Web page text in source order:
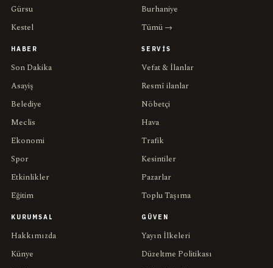
Gürsu
Kestel
Burhaniye
Tümü →
HABER
Son Dakika
Asayiş
Belediye
Meclis
Ekonomi
Spor
Etkinlikler
Eğitim
SERVIS
Vefat & İlanlar
Resmî ilanlar
Nöbetçi
Hava
Trafik
Kesintiler
Pazarlar
Toplu Taşıma
KURUMSAL
Hakkımızda
Künye
GÜVEN
Yayın İlkeleri
Düzeltme Politikası